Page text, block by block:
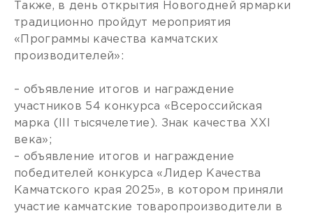
Также, в день открытия Новогодней ярмарки
традиционно пройдут мероприятия
«Программы качества камчатских
производителей»:
– объявление итогов и награждение
участников 54 конкурса «Всероссийская
марка (III тысячелетие). Знак качества XXI
века»;
– объявление итогов и награждение
победителей конкурса «Лидер Качества
Камчатского края 2025», в котором приняли
участие камчатские товаропроизводители в